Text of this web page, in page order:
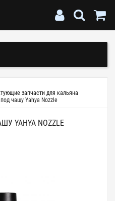
запчасти для кальяна
чашу Yahya Nozzle
YAHYA NOZZLE